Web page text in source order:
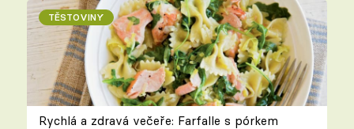
TĚSTOVINY
Rychlá a zdravá večeře: Farfalle s pórkem